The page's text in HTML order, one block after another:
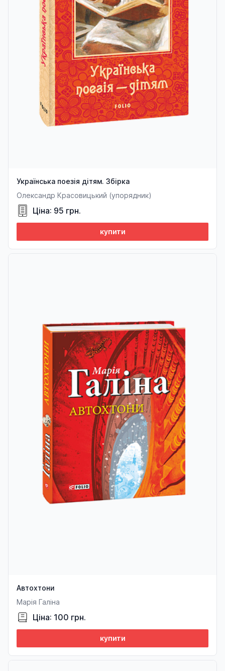
Українська поезія дітям. Збірка
Олександр Красовицький (упорядник)
Ціна: 95 грн.
купити
Автохтони
Марія Галіна
Ціна: 100 грн.
купити